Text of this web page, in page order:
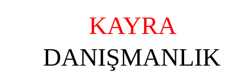
KAYRA
DANIŞMANLIK
Endüstriyel Tasarım Tescil